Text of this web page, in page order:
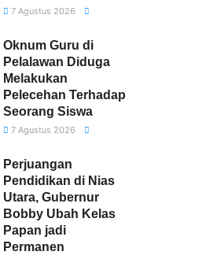
7 Agustus 2026
Oknum Guru di
Pelalawan Diduga
Melakukan
Pelecehan Terhadap
Seorang Siswa
7 Agustus 2026
Perjuangan
Pendidikan di Nias
Utara, Gubernur
Bobby Ubah Kelas
Papan jadi
Permanen